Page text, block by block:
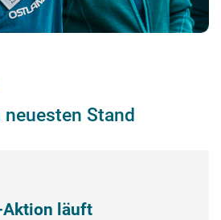
Stand
Aktion läuft